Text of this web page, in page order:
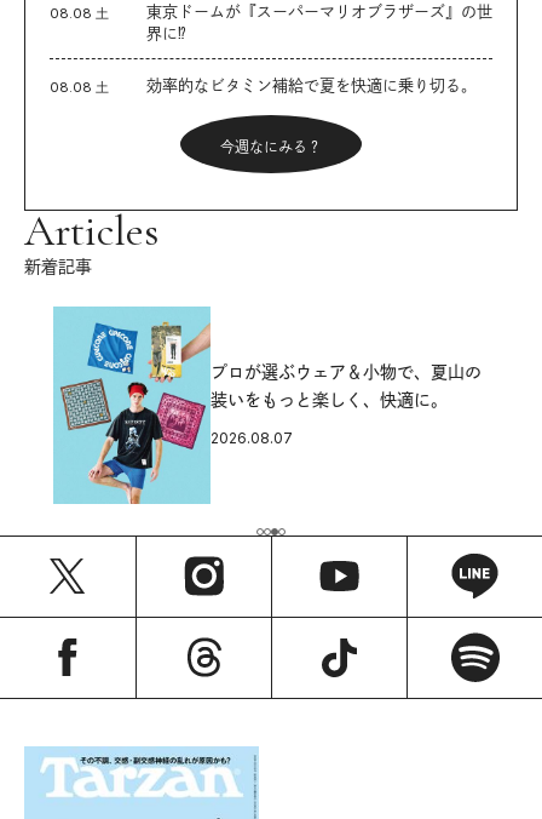
08.08 土
東京ドームが『スーパーマリオブラザーズ』の世
界に⁉︎
08.08 土 効率的なビタミン補給で夏を快適に乗り切る。
今週なにみる？
Articles
新着記事
プロが選ぶウェア＆小物で、夏山の
装いをもっと楽しく、快適に。
2026.08.07